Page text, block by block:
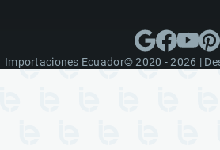
Importaciones Ecuador© 2020 - 2026 |